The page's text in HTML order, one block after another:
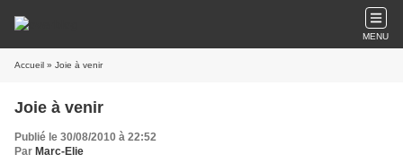
MENU
Accueil » Joie à venir
Joie à venir
Publié le 30/08/2010 à 22:52
Par Marc-Elie